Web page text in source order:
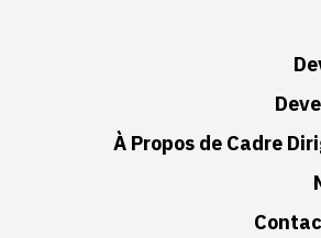
À Propos de Cadre